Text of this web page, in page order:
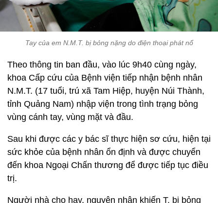
Tay của em N.M.T. bị bỏng nặng do điện thoại phát nổ
Theo thông tin ban đầu, vào lúc 9h40 cùng ngày,
khoa Cấp cứu của Bệnh viện tiếp nhận bệnh nhân
N.M.T. (17 tuổi, trú xã Tam Hiệp, huyện Núi Thành,
tỉnh Quảng Nam) nhập viện trong tình trạng bỏng
vùng cánh tay, vùng mặt và đầu.
Sau khi được các y bác sĩ thực hiện sơ cứu, hiện tại
sức khỏe của bệnh nhân ổn định và được chuyển
đến khoa Ngoại Chấn thương để được tiếp tục điều
trị.
Người nhà cho hay, nguyên nhân khiến T. bị bỏng